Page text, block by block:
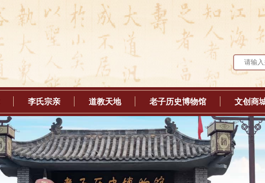
李氏宗亲 道教天地 老子历史博物馆 文创商